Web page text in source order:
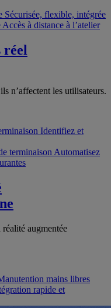
Sécurisée, flexible, intégrée
Accès à distance à l’atelier
réel
n’affectent les utilisateurs.
Identifiez et
terminaison Automatisez
augmentée
mains libres
rapide et